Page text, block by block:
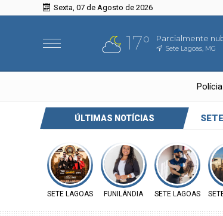
Sexta, 07 de Agosto de 2026
17° Parcialmente
Sete Lagoas, MG
Polícia
ÚLTIMAS NOTÍCIAS
SETE LAGOAS FUNILÂNDIA SETE LAGOAS